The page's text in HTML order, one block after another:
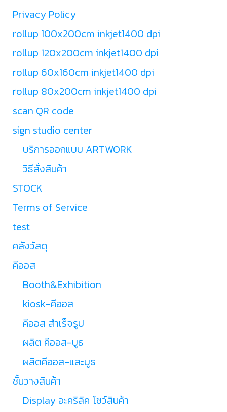
Privacy Policy
rollup 100x200cm inkjet1400 dpi
rollup 120x200cm inkjet1400 dpi
rollup 60x160cm inkjet1400 dpi
rollup 80x200cm inkjet1400 dpi
scan QR code
sign studio center
บริการออกแบบ ARTWORK
วิธีสั่งสินค้า
STOCK
Terms of Service
test
คลังวัสดุ
คีออส
Booth&Exhibition
kiosk-คีออส
คีออส สำเร็จรูป
ผลิต คีออส-บูธ
ผลิตคีออส-และบูธ
ชั้นวางสินค้า
Display อะคริลิค โชว์สินค้า